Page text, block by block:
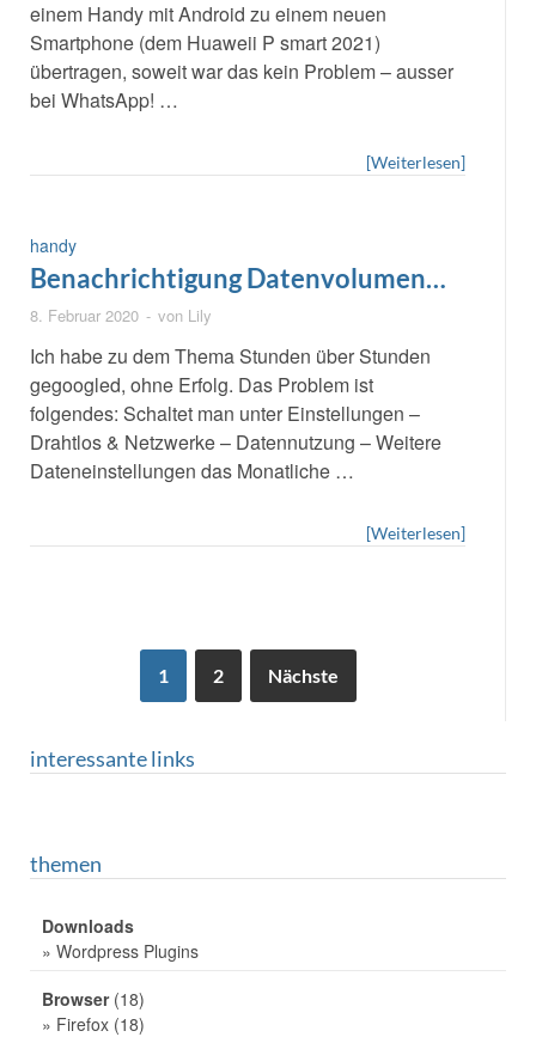
einem Handy mit Android zu einem neuen
Smartphone (dem Huaweii P smart 2021)
übertragen, soweit war das kein Problem – ausser
bei WhatsApp! …
[Weiterlesen]
handy
Benachrichtigung Datenvolumen
von Huawei Y6 2019 ausschalten
8. Februar 2020 - von Lily
Ich habe zu dem Thema Stunden über Stunden
gegoogled, ohne Erfolg. Das Problem ist
folgendes: Schaltet man unter Einstellungen –
Drahtlos & Netzwerke – Datennutzung – Weitere
Dateneinstellungen das Monatliche …
[Weiterlesen]
1 2 Nächste
interessante links
themen
Downloads
» Wordpress Plugins
Browser(18)
» Firefox (18)